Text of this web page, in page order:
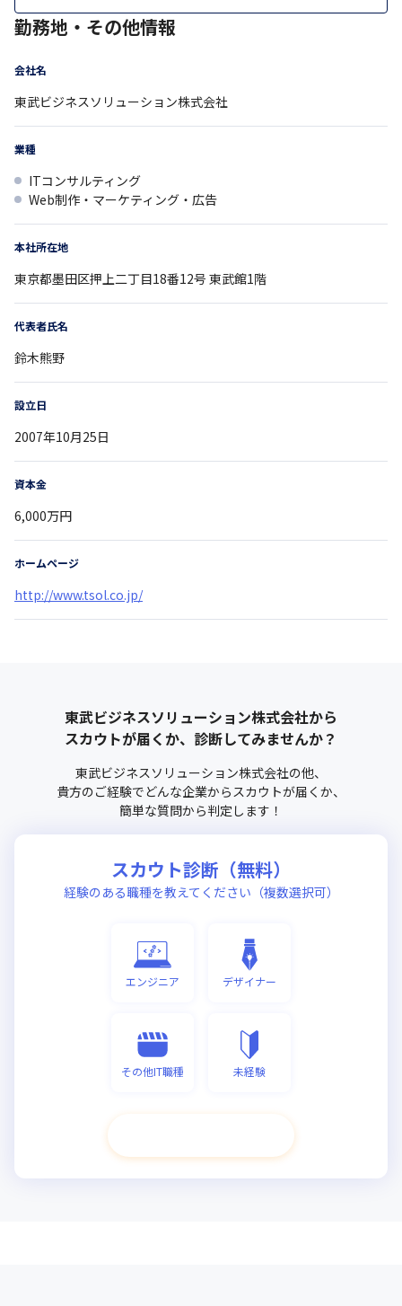
勤務地・その他情報
会社名
東武ビジネスソリューション株式会社
業種
ITコンサルティング
Web制作・マーケティング・広告
本社所在地
東京都墨田区押上二丁目18番12号 東武館1階
代表者氏名
鈴木熊野
設立日
2007年10月25日
資本金
6,000万円
ホームページ
http://www.tsol.co.jp/
東武ビジネスソリューション株式会社から
スカウトが届くか、診断してみませんか？
東武ビジネスソリューション株式会社の他、
貴方のご経験でどんな企業からスカウトが届くか、
簡単な質問から判定します！
スカウト診断（無料）
経験のある職種を教えてください（複数選択可）
エンジニア デザイナー
その他IT職種 未経験